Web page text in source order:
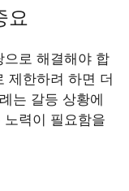
요
으로 해결해야 합
제한하려 하면 더
는 갈등 상황에
력이 필요함을